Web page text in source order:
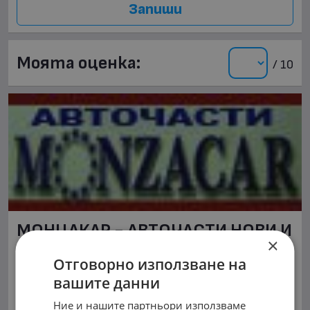
Запиши
Моята оценка: / 10
МОНЦАКАР - АВТОЧАСТИ НОВИ И
ВТОРА УПОТРЕБА
гр. Пловдив, Индустриална зона - Север
с. Труд посока Карлово
×
Отговорно използване на
вашите данни
Ние и нашите партньори използваме